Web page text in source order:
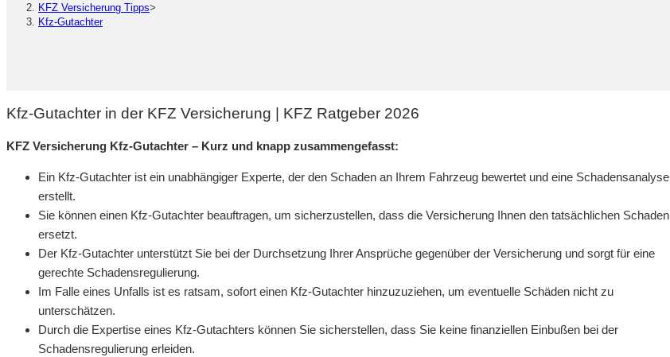
KFZ Versicherung Tipps>
Kfz-Gutachter
Kfz-Gutachter in der KFZ Versicherung | KFZ Ratgeber 2026
KFZ Versicherung Kfz-Gutachter – Kurz und knapp zusammengefasst:
Ein Kfz-Gutachter ist ein unabhängiger Experte, der den Schaden an Ihrem Fahrzeug bewertet und eine Schadensanalyse
erstellt.
Sie können einen Kfz-Gutachter beauftragen, um sicherzustellen, dass die Versicherung Ihnen den tatsächlichen Schaden
ersetzt.
Der Kfz-Gutachter unterstützt Sie bei der Durchsetzung Ihrer Ansprüche gegenüber der Versicherung und sorgt für eine
gerechte Schadensregulierung.
Im Falle eines Unfalls ist es ratsam, sofort einen Kfz-Gutachter hinzuzuziehen, um eventuelle Schäden nicht zu
unterschätzen.
Durch die Expertise eines Kfz-Gutachters können Sie sicherstellen, dass Sie keine finanziellen Einbußen bei der
Schadensregulierung erleiden.